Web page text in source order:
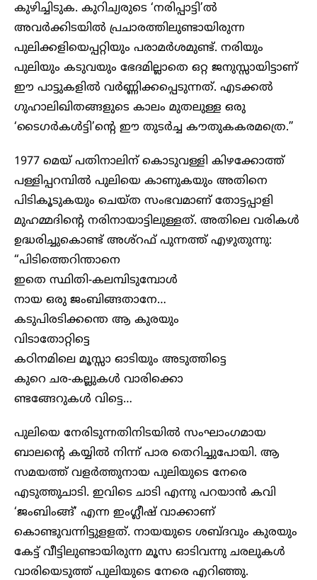
കുഴിച്ചിടുക. കുറിച്യരുടെ ‘നരിപ്പാട്ടി’ല്‍
അവര്‍ക്കിടയില്‍ പ്രചാരത്തിലുണ്ടായിരുന്ന
പുലിക്കളിയെപ്പറ്റിയും പരാമര്‍ശമുണ്ട്. നരിയും
പുലിയും കടുവയും ഭേദമില്ലാതെ ഒറ്റ ജനുസ്സായിട്ടാണ്
ഈ പാട്ടുകളില്‍ വര്‍ണ്ണിക്കപ്പെടുന്നത്. എടക്കല്‍
ഗുഹാലിഖിതങ്ങളുടെ കാലം മുതലുള്ള ഒരു
‘ടൈഗര്‍കള്‍ട്ടി’ന്റെ ഈ തുടര്‍ച്ച കൗതുകകരമത്രെ.”
1977 മെയ് പതിനാലിന് കൊടുവള്ളി കിഴക്കോത്ത്
പള്ളിപ്പറമ്പില്‍ പുലിയെ കാണുകയും അതിനെ
പിടികൂടുകയും ചെയ്ത സംഭവമാണ് തോട്ടപ്പാളി
മുഹമ്മദിന്റെ നരിനായാട്ടിലുള്ളത്. അതിലെ വരികള്‍
ഉദ്ധരിച്ചുകൊണ്ട് അശ്റഫ് പുന്നത്ത് എഴുതുന്നു:
“പിടിത്തെറിന്താനെ
ഇതെ സ്ഥിതി-കലമ്പിടുമ്പോള്‍
നായ ഒരു ജംബിങ്ങതാനേ…
കടുപിരടിക്കന്തെ ആ കുരയും
വിടാതോറ്റിട്ടെ
കഠിനമിലെ മൂസ്സാ ഓടിയും അടുത്തിട്ടെ
കുറെ ചര-കല്ലുകള്‍ വാരിക്കൊ
ണ്ടങ്ങേറുകള്‍ വിട്ടെ…
പുലിയെ നേരിടുന്നതിനിടയില്‍ സംഘാംഗമായ
ബാലന്റെ കയ്യില്‍ നിന്ന് പാര തെറിച്ചുപോയി. ആ
സമയത്ത് വളര്‍ത്തുനായ പുലിയുടെ നേരെ
എടുത്തുചാടി. ഇവിടെ ചാടി എന്നു പറയാന്‍ കവി
‘ജംബിംങ്ങ്’ എന്ന ഇംഗ്ലീഷ് വാക്കാണ്
കൊണ്ടുവന്നിട്ടുളളത്. നായയുടെ ശബ്ദവും കുരയും
കേട്ട് വീട്ടിലുണ്ടായിരുന്ന മൂസ ഓടിവന്നു ചരലുകള്‍
വാരിയെടുത്ത് പുലിയുടെ നേരെ എറിഞ്ഞു.